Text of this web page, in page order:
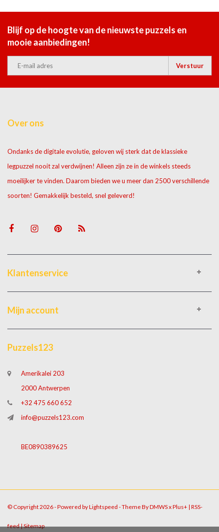
Blijf op de hoogte van de nieuwste puzzels en
mooie aanbiedingen!
Verstuur
Over ons
Ondanks de digitale evolutie, geloven wij sterk dat de klassieke
legpuzzel nooit zal verdwijnen! Alleen zijn ze in de winkels steeds
moeilijker te vinden. Daarom bieden we u meer dan 2500 verschillende
soorten! Gemakkelijk besteld, snel geleverd!
Klantenservice
Mijn account
Puzzels123
Amerikalei 203
2000 Antwerpen
+32 475 660 652
info@puzzels123.com
BE0890389625
© Copyright 2026 - Powered byLightspeed - Theme ByDMWSxPlus+ | RSS-
feed|Sitemap